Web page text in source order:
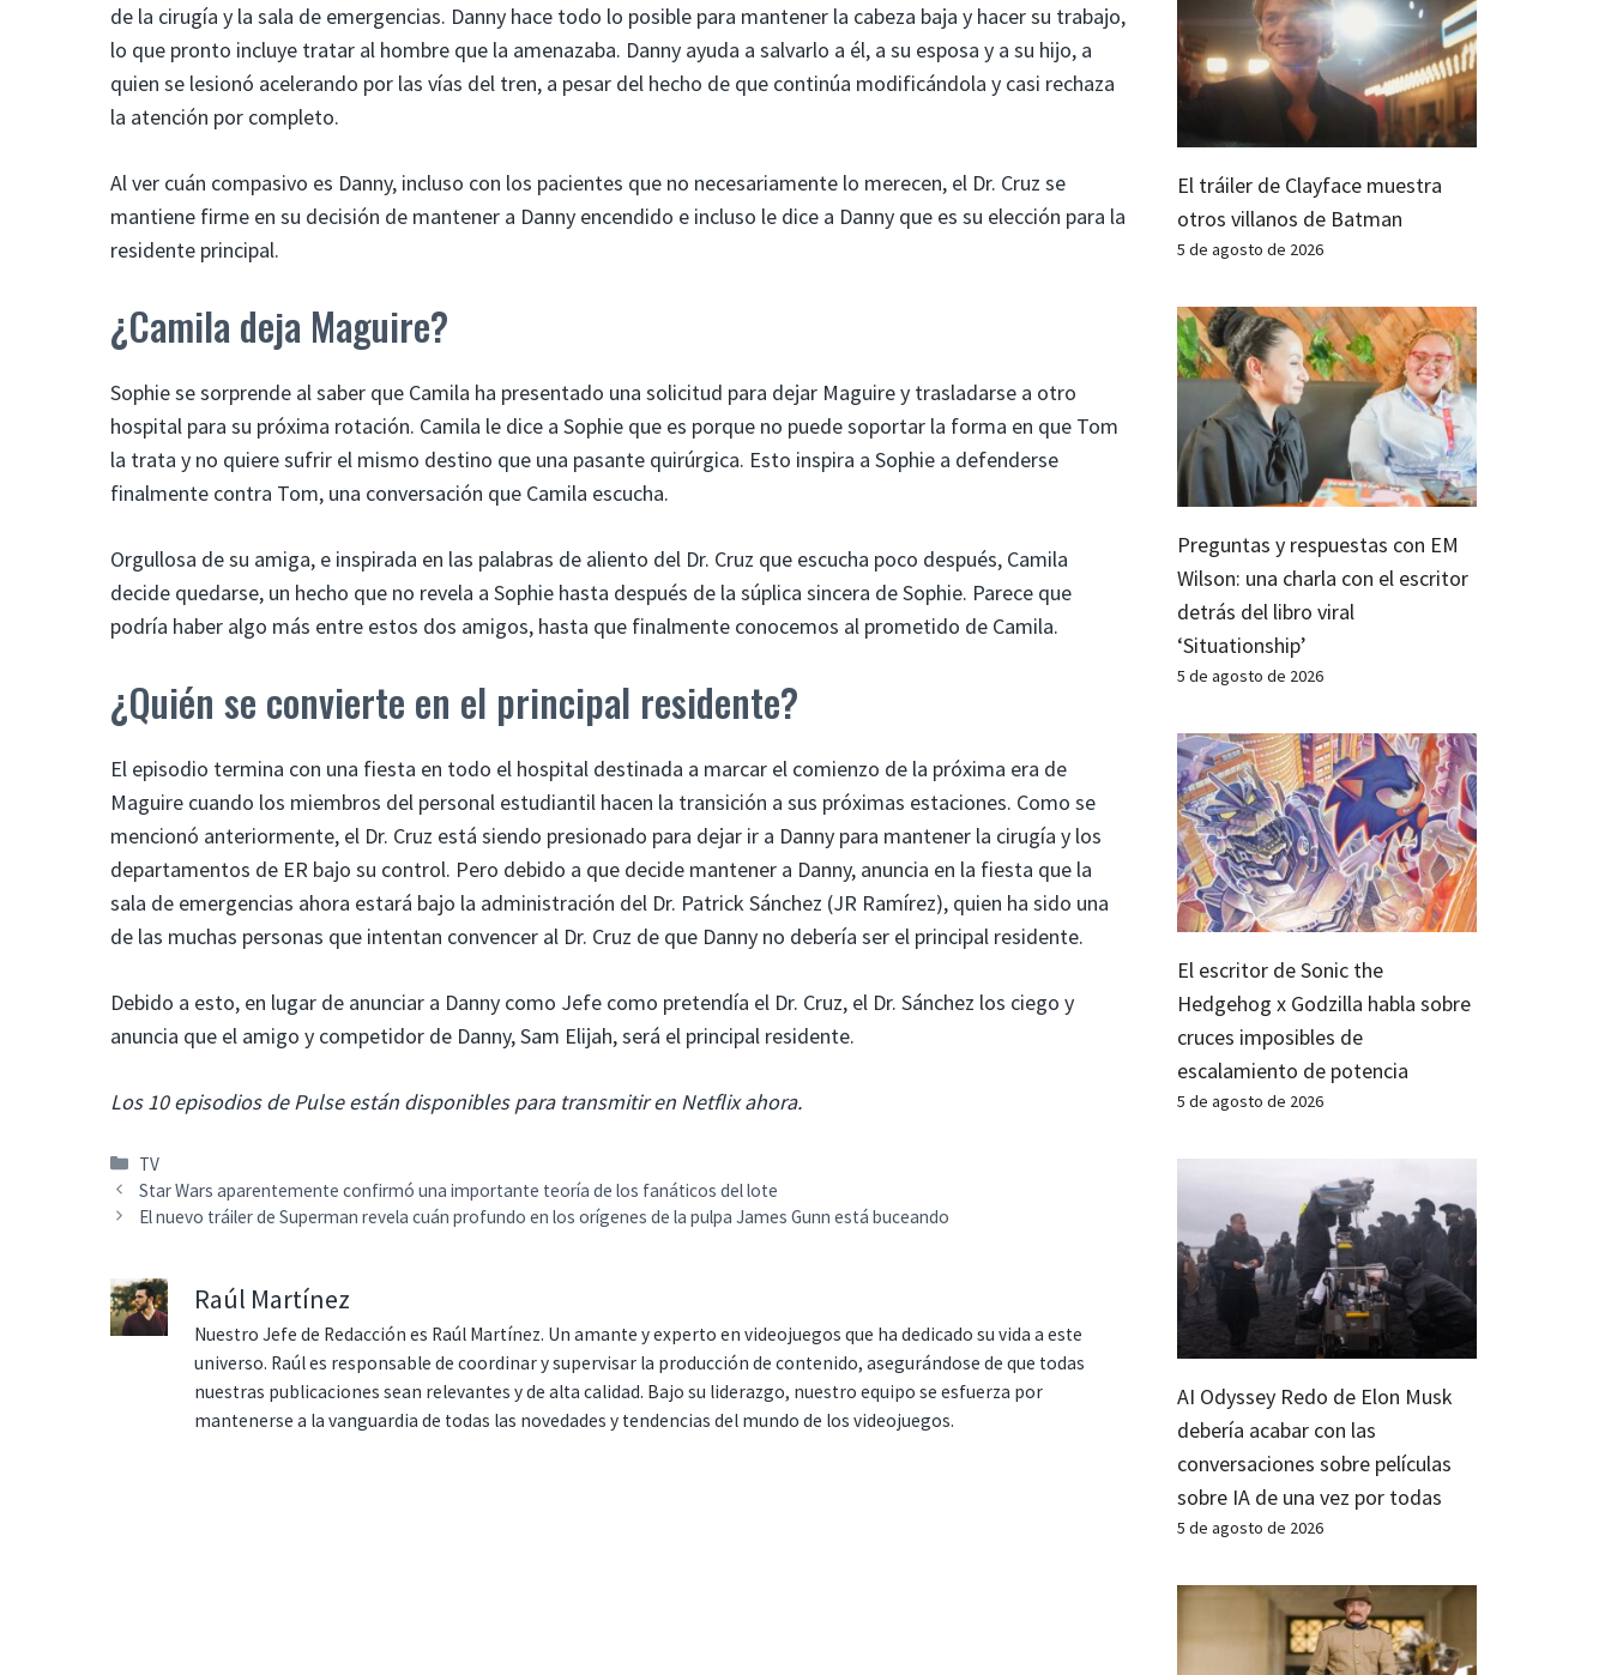
de la cirugía y la sala de emergencias. Danny hace todo lo posible para mantener la cabeza baja y hacer su trabajo,
lo que pronto incluye tratar al hombre que la amenazaba. Danny ayuda a salvarlo a él, a su esposa y a su hijo, a
quien se lesionó acelerando por las vías del tren, a pesar del hecho de que continúa modificándola y casi rechaza
la atención por completo.
Al ver cuán compasivo es Danny, incluso con los pacientes que no necesariamente lo merecen, el Dr. Cruz se
mantiene firme en su decisión de mantener a Danny encendido e incluso le dice a Danny que es su elección para la
residente principal.
¿Camila deja Maguire?
Sophie se sorprende al saber que Camila ha presentado una solicitud para dejar Maguire y trasladarse a otro
hospital para su próxima rotación. Camila le dice a Sophie que es porque no puede soportar la forma en que Tom
la trata y no quiere sufrir el mismo destino que una pasante quirúrgica. Esto inspira a Sophie a defenderse
finalmente contra Tom, una conversación que Camila escucha.
Orgullosa de su amiga, e inspirada en las palabras de aliento del Dr. Cruz que escucha poco después, Camila
decide quedarse, un hecho que no revela a Sophie hasta después de la súplica sincera de Sophie. Parece que
podría haber algo más entre estos dos amigos, hasta que finalmente conocemos al prometido de Camila.
¿Quién se convierte en el principal residente?
El episodio termina con una fiesta en todo el hospital destinada a marcar el comienzo de la próxima era de
Maguire cuando los miembros del personal estudiantil hacen la transición a sus próximas estaciones. Como se
mencionó anteriormente, el Dr. Cruz está siendo presionado para dejar ir a Danny para mantener la cirugía y los
departamentos de ER bajo su control. Pero debido a que decide mantener a Danny, anuncia en la fiesta que la
sala de emergencias ahora estará bajo la administración del Dr. Patrick Sánchez (JR Ramírez), quien ha sido una
de las muchas personas que intentan convencer al Dr. Cruz de que Danny no debería ser el principal residente.
Debido a esto, en lugar de anunciar a Danny como Jefe como pretendía el Dr. Cruz, el Dr. Sánchez los ciego y
anuncia que el amigo y competidor de Danny, Sam Elijah, será el principal residente.
Los 10 episodios de Pulse están disponibles para transmitir en Netflix ahora.
Categorías
TV
Star Wars aparentemente confirmó una importante teoría de los fanáticos del lote
El nuevo tráiler de Superman revela cuán profundo en los orígenes de la pulpa James Gunn está buceando
Raúl Martínez
Nuestro Jefe de Redacción es Raúl Martínez. Un amante y experto en videojuegos que ha dedicado su vida a este
universo. Raúl es responsable de coordinar y supervisar la producción de contenido, asegurándose de que todas
nuestras publicaciones sean relevantes y de alta calidad. Bajo su liderazgo, nuestro equipo se esfuerza por
mantenerse a la vanguardia de todas las novedades y tendencias del mundo de los videojuegos.
El tráiler de Clayface muestra
otros villanos de Batman
5 de agosto de 2026
Preguntas y respuestas con EM
Wilson: una charla con el escritor
detrás del libro viral
‘Situationship’
5 de agosto de 2026
El escritor de Sonic the
Hedgehog x Godzilla habla sobre
cruces imposibles de
escalamiento de potencia
5 de agosto de 2026
AI Odyssey Redo de Elon Musk
debería acabar con las
conversaciones sobre películas
sobre IA de una vez por todas
5 de agosto de 2026